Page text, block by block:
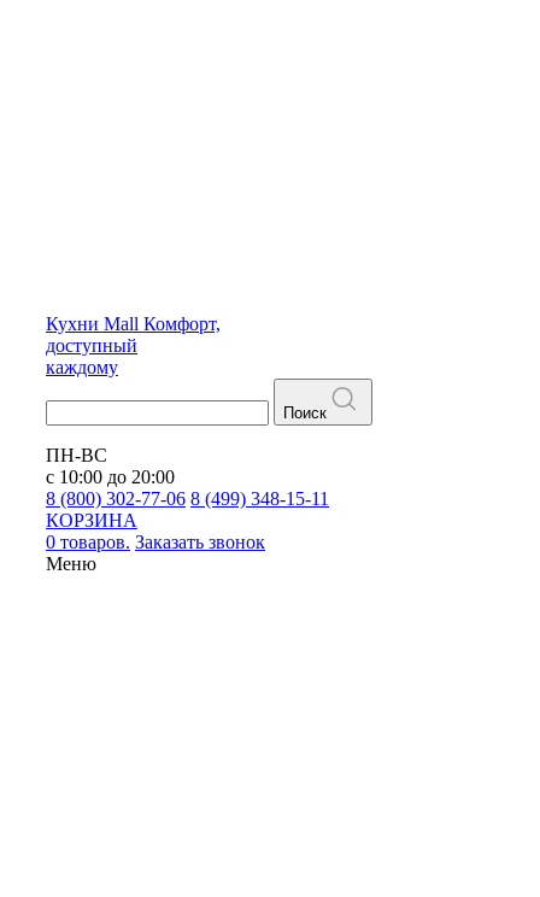
Кухни Mall Комфорт,
доступный
каждому
Поиск
ПН-ВС
с 10:00 до 20:00
8 (800) 302-77-06 8 (499) 348-15-11
КОРЗИНА
0 товаров. Заказать звонок
Меню